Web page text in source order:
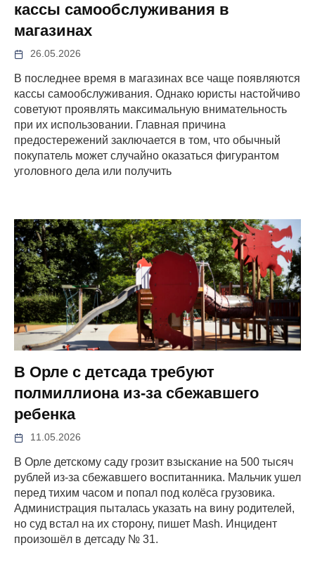
кассы самообслуживания в
магазинах
26.05.2026
В последнее время в магазинах все чаще появляются
кассы самообслуживания. Однако юристы настойчиво
советуют проявлять максимальную внимательность
при их использовании. Главная причина
предостережений заключается в том, что обычный
покупатель может случайно оказаться фигурантом
уголовного дела или получить
В Орле с детсада требуют
полмиллиона из-за сбежавшего
ребенка
11.05.2026
В Орле детскому саду грозит взыскание на 500 тысяч
рублей из-за сбежавшего воспитанника. Мальчик ушел
перед тихим часом и попал под колёса грузовика.
Администрация пыталась указать на вину родителей,
но суд встал на их сторону, пишет Mash. Инцидент
произошёл в детсаду № 31.